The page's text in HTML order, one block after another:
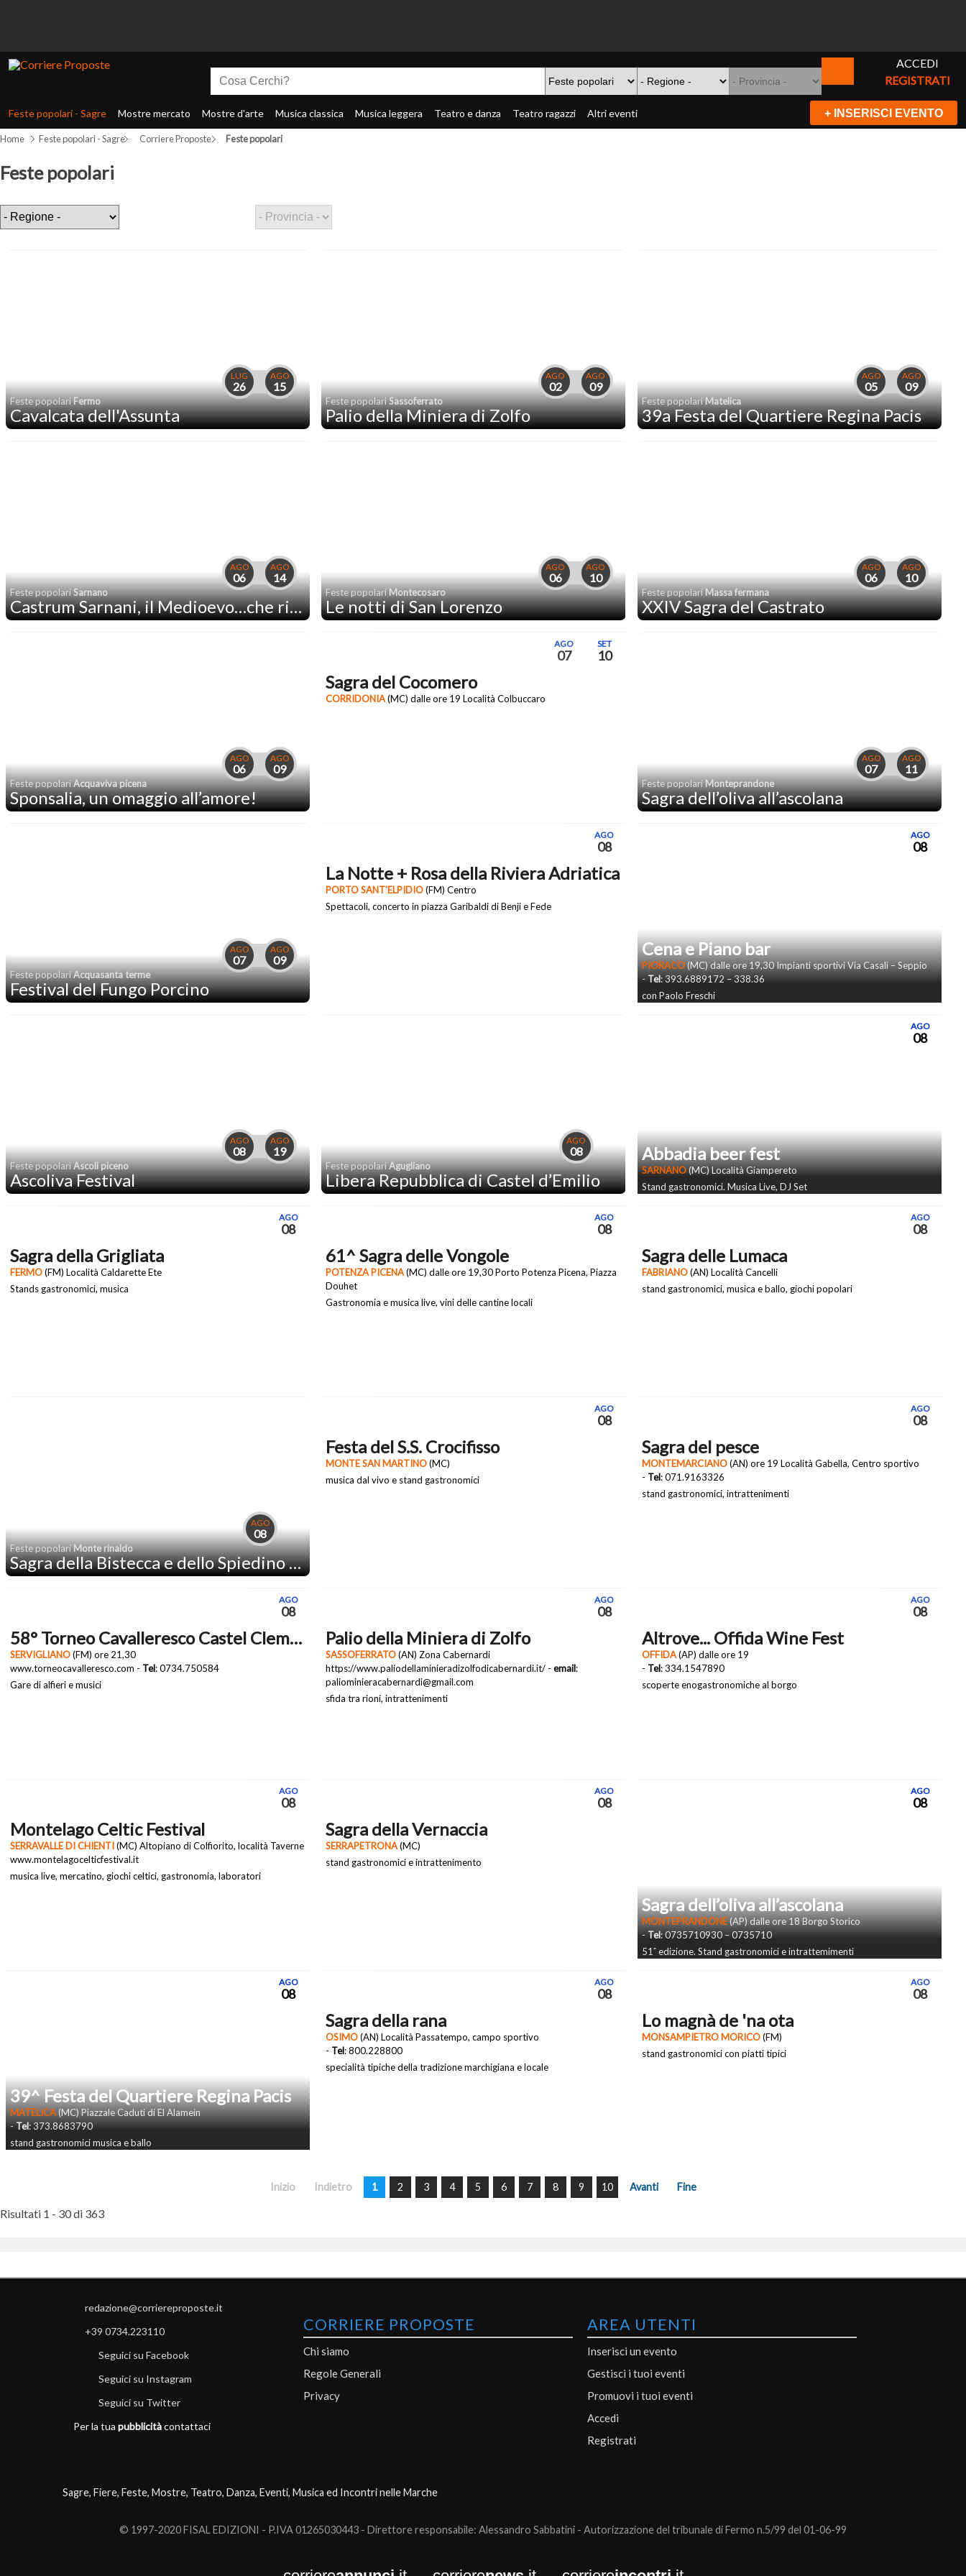
ACCEDI
REGISTRATI
Feste popolari - Sagre Mostre mercato Mostre d'arte Musica classica Musica leggera Teatro e danza Teatro ragazzi Altri eventi + INSERISCI EVENTO
Home Feste popolari - Sagre Corriere Proposte Feste popolari
Feste popolari
LUG
26
AGO
15
Feste popolariFermo
Cavalcata dell'Assunta
AGO
02
AGO
09
Feste popolariSassoferrato
Palio della Miniera di Zolfo
AGO
05
AGO
09
Feste popolariMatelica
39a Festa del Quartiere Regina Pacis
AGO
06
AGO
14
Feste popolariSarnano
Castrum Sarnani, il Medioevo…che ritorna
AGO
06
AGO
10
Feste popolariMontecosaro
Le notti di San Lorenzo
AGO
06
AGO
10
Feste popolariMassa fermana
XXIV Sagra del Castrato
AGO
06
AGO
09
Feste popolariAcquaviva picena
Sponsalia, un omaggio all’amore!
AGO
07
SET
10
Sagra del Cocomero
CORRIDONIA(MC) dalle ore 19 Località Colbuccaro
AGO
07
AGO
11
Feste popolariMonteprandone
Sagra dell’oliva all’ascolana
AGO
07
AGO
09
Feste popolariAcquasanta terme
Festival del Fungo Porcino
AGO
08
La Notte + Rosa della Riviera Adriatica
PORTO SANT'ELPIDIO(FM) Centro
Spettacoli, concerto in piazza Garibaldi di Benji e Fede
AGO
08
Cena e Piano bar
PIORACO(MC) dalle ore 19,30 Impianti sportivi Via Casali – Seppio
-Tel: 393.6889172 – 338.36
con Paolo Freschi
AGO
08
AGO
19
Feste popolariAscoli piceno
Ascoliva Festival
AGO
08
Feste popolariAgugliano
Libera Repubblica di Castel d’Emilio
AGO
08
Abbadia beer fest
SARNANO(MC) Località Giampereto
Stand gastronomici. Musica Live, DJ Set
AGO
08
Sagra della Grigliata
FERMO(FM) Località Caldarette Ete
Stands gastronomici, musica
AGO
08
61^ Sagra delle Vongole
POTENZA PICENA(MC) dalle ore 19,30 Porto Potenza Picena, Piazza
Douhet
Gastronomia e musica live, vini delle cantine locali
AGO
08
Sagra delle Lumaca
FABRIANO(AN) Località Cancelli
stand gastronomici, musica e ballo, giochi popolari
AGO
08
Feste popolariMonte rinaldo
Sagra della Bistecca e dello Spiedino di Castrato
AGO
08
Festa del S.S. Crocifisso
MONTE SAN MARTINO(MC)
musica dal vivo e stand gastronomici
AGO
08
Sagra del pesce
MONTEMARCIANO(AN) ore 19 Località Gabella, Centro sportivo
- Tel: 071.9163326
stand gastronomici, intrattenimenti
AGO
08
58° Torneo Cavalleresco Castel Clementino
SERVIGLIANO(FM) ore 21,30
www.torneocavalleresco.com - Tel: 0734.750584
Gare di alfieri e musici
AGO
08
Palio della Miniera di Zolfo
SASSOFERRATO(AN) Zona Cabernardi
https://www.paliodellaminieradizolfodicabernardi.it/ -email:
paliominieracabernardi@gmail.com
sfida tra rioni, intrattenimenti
AGO
08
Altrove... Offida Wine Fest
OFFIDA(AP) dalle ore 19
- Tel: 334.1547890
scoperte enogastronomiche al borgo
AGO
08
Montelago Celtic Festival
SERRAVALLE DI CHIENTI(MC) Altopiano di Colfiorito, località Taverne
www.montelagocelticfestival.it
musica live, mercatino, giochi celtici, gastronomia, laboratori
AGO
08
Sagra della Vernaccia
SERRAPETRONA(MC)
stand gastronomici e intrattenimento
AGO
08
Sagra dell’oliva all’ascolana
MONTEPRANDONE(AP) dalle ore 18 Borgo Storico
-Tel: 0735710930 – 0735710
51ˆ edizione. Stand gastronomici e intrattemimenti
AGO
08
39^ Festa del Quartiere Regina Pacis
MATELICA(MC) Piazzale Caduti di El Alamein
-Tel: 373.8683790
stand gastronomici musica e ballo
AGO
08
Sagra della rana
OSIMO(AN) Località Passatempo, campo sportivo
- Tel: 800.228800
specialità tipiche della tradizione marchigiana e locale
AGO
08
Lo magnà de 'na ota
MONSAMPIETRO MORICO(FM)
stand gastronomici con piatti tipici
Inizio Indietro 1 2 3 4 5 6 7 8 9 10 Avanti Fine
Risultati 1 - 30 di 363
redazione@corriereproposte.it
+39 0734.223110
Seguici su Facebook
Seguici su Instagram
Seguici su Twitter
Per la tua pubblicitàcontattaci
CORRIERE PROPOSTE
Chi siamo
Regole Generali
Privacy
AREA UTENTI
Inserisci un evento
Gestisci i tuoi eventi
Promuovi i tuoi eventi
Accedi
Registrati
Sagre, Fiere, Feste, Mostre, Teatro, Danza, Eventi, Musica ed Incontri nelle Marche
© 1997-2020 FISAL EDIZIONI - P.IVA 01265030443 - Direttore responsabile: Alessandro Sabbatini - Autorizzazione del tribunale di Fermo n.5/99 del 01-06-99